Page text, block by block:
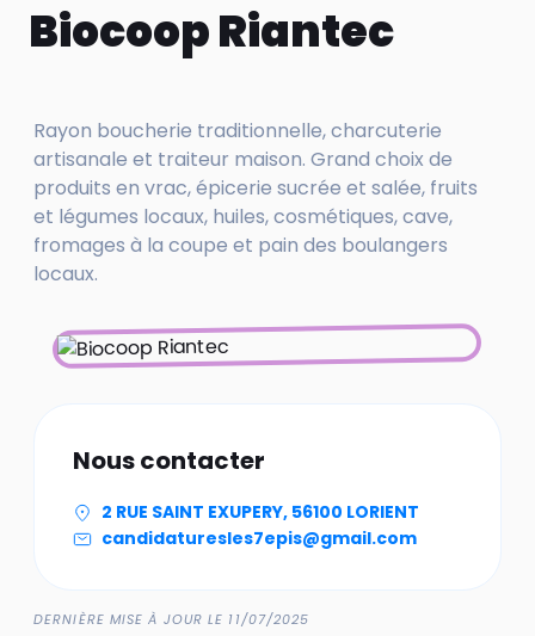
Biocoop Riantec
Rayon boucherie traditionnelle, charcuterie
artisanale et traiteur maison. Grand choix de
produits en vrac, épicerie sucrée et salée, fruits
et légumes locaux, huiles, cosmétiques, cave,
fromages à la coupe et pain des boulangers
locaux.
Nous contacter
2 RUE SAINT EXUPERY, 56100 LORIENT
candidaturesles7epis@gmail.com
DERNIÈRE MISE À JOUR LE 11/07/2025